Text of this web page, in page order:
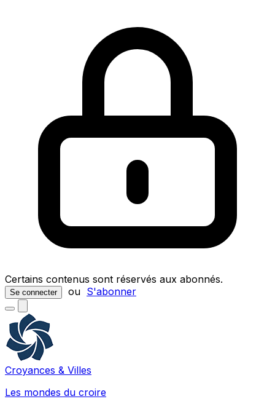
Certains contenus sont réservés aux abonnés.
Se connecter ou S'abonner
Croyances & Villes
Les mondes du croire